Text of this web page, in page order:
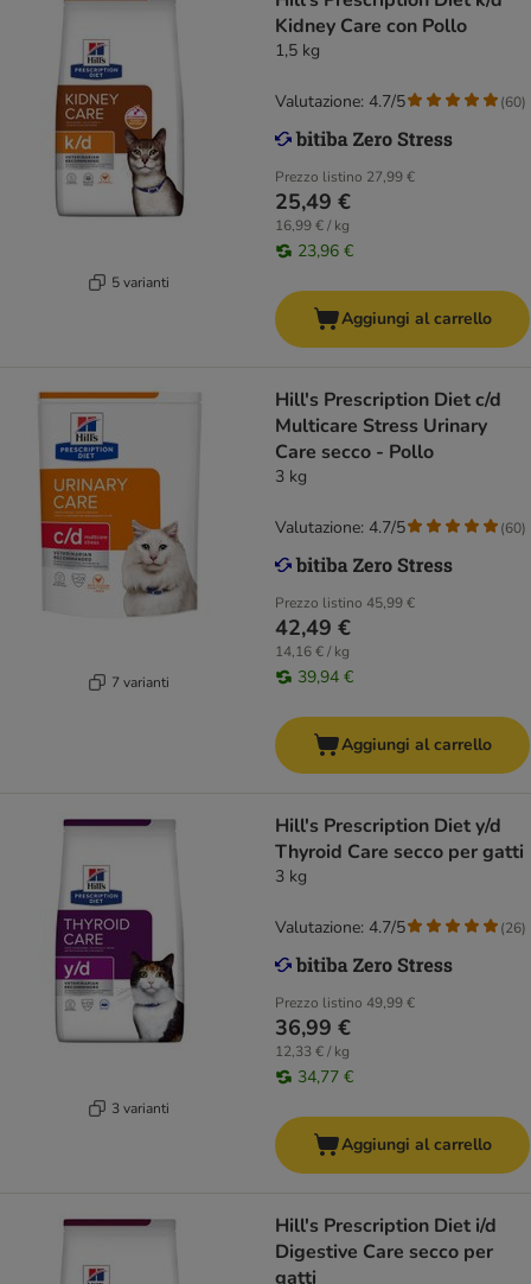
5 varianti
Kidney Care con Pollo
1,5 kg
Prezzo listino 27,99 €
25,49 €
16,99 € / kg
23,96 €
Valutazione: 4.7/5 (60)
Aggiungi al carrello
7 varianti
Hill's Prescription Diet c/d
Multicare Stress Urinary
Care secco - Pollo
3 kg
Prezzo listino 45,99 €
42,49 €
14,16 € / kg
39,94 €
Valutazione: 4.7/5 (60)
Aggiungi al carrello
3 varianti
Hill's Prescription Diet y/d
Thyroid Care secco per gatti
3 kg
Prezzo listino 49,99 €
36,99 €
12,33 € / kg
34,77 €
Valutazione: 4.7/5 (26)
Aggiungi al carrello
Hill's Prescription Diet i/d
Digestive Care secco per
gatti